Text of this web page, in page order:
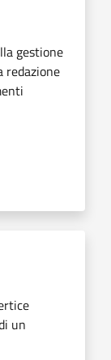
gestione
redazione
un